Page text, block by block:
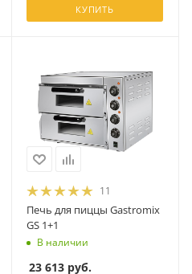
КУПИТЬ
11
Печь для пиццы Gastromix
GS 1+1
В наличии
23 613 руб.